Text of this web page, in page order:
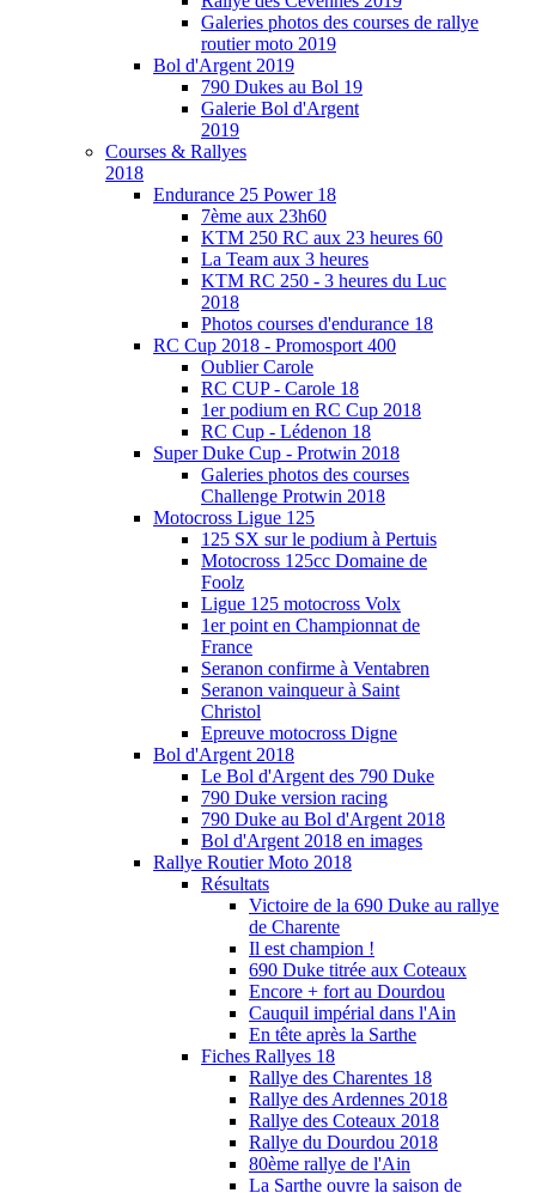
Galeries photos des courses de rallye
routier moto 2019
Bol d'Argent 2019
790 Dukes au Bol 19
Galerie Bol d'Argent
2019
Courses & Rallyes
2018
Endurance 25 Power 18
7ème aux 23h60
KTM 250 RC aux 23 heures 60
La Team aux 3 heures
KTM RC 250 - 3 heures du Luc
2018
Photos courses d'endurance 18
RC Cup 2018 - Promosport 400
Oublier Carole
RC CUP - Carole 18
1er podium en RC Cup 2018
RC Cup - Lédenon 18
Super Duke Cup - Protwin 2018
Galeries photos des courses
Challenge Protwin 2018
Motocross Ligue 125
125 SX sur le podium à Pertuis
Motocross 125cc Domaine de
Foolz
Ligue 125 motocross Volx
1er point en Championnat de
France
Seranon confirme à Ventabren
Seranon vainqueur à Saint
Christol
Epreuve motocross Digne
Bol d'Argent 2018
Le Bol d'Argent des 790 Duke
790 Duke version racing
790 Duke au Bol d'Argent 2018
Bol d'Argent 2018 en images
Rallye Routier Moto 2018
Résultats
Victoire de la 690 Duke au rallye
de Charente
Il est champion !
690 Duke titrée aux Coteaux
Encore + fort au Dourdou
Cauquil impérial dans l'Ain
En tête après la Sarthe
Fiches Rallyes 18
Rallye des Charentes 18
Rallye des Ardennes 2018
Rallye des Coteaux 2018
Rallye du Dourdou 2018
80ème rallye de l'Ain
La Sarthe ouvre la saison de